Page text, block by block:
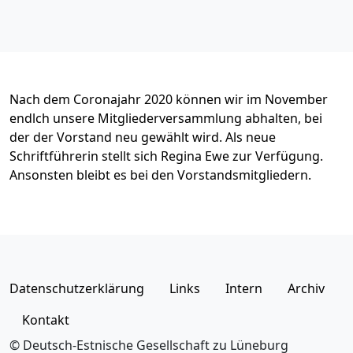
Nach dem Coronajahr 2020 können wir im November
endlch unsere Mitgliederversammlung abhalten, bei
der der Vorstand neu gewählt wird. Als neue
Schriftführerin stellt sich Regina Ewe zur Verfügung.
Ansonsten bleibt es bei den Vorstandsmitgliedern.
Datenschutzerklärung Links Intern
Archiv
Kontakt
© Deutsch-Estnische Gesellschaft zu Lüneburg